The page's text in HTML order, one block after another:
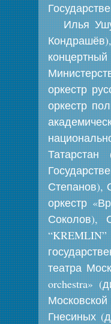
Илья
оркестр
оркестр
Степанов),
оркестр
Соколов),
театра
orchestra»
Гнесиных